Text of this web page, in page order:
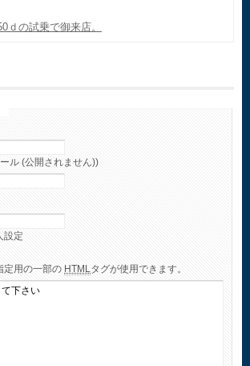
ｄの試乗で御来店。
ル (公開されません))
設定
定用の一部の HTMLタグが使用できます。